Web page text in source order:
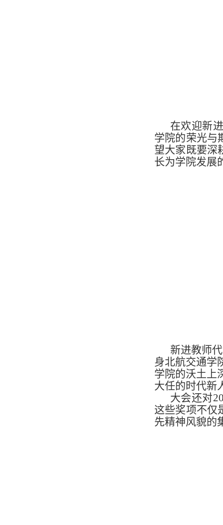
在欢迎新
学院的荣光与
望大家既要深
长为学院发展
新进教师
身北航交通学
学院的沃土上
大任的时代新
大会还对
这些奖项不仅
先精神风貌的